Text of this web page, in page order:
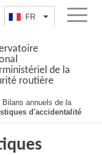
FR Lister lesMenu
de la
routière
Bilans annuels de la
d'accidentalité